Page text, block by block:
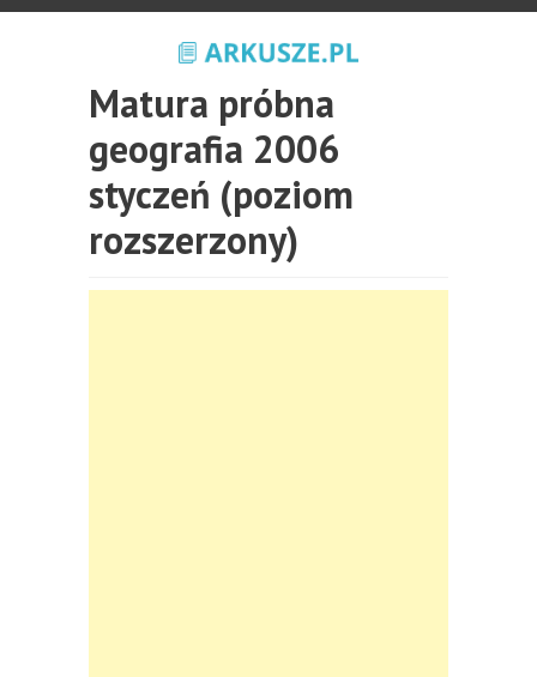
Matura próbna
geografia 2006
styczeń (poziom
rozszerzony)